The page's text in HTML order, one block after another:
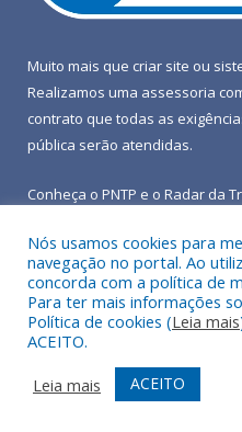
Muito mais que criar site ou
Realizamos uma assessoria
contrato que todas as
pública serão atendidas.
Conheça o PNTP e o Radar da
Todos os direitos
Mapa do Site
Acessar Área
Acessar Webmail
Nós usamos cookies para
navegação no portal. Ao
concorda com a política de
Para ter mais informações
Política de cookies (Leia mais
ACEITO.
Leia mais
ACEITO